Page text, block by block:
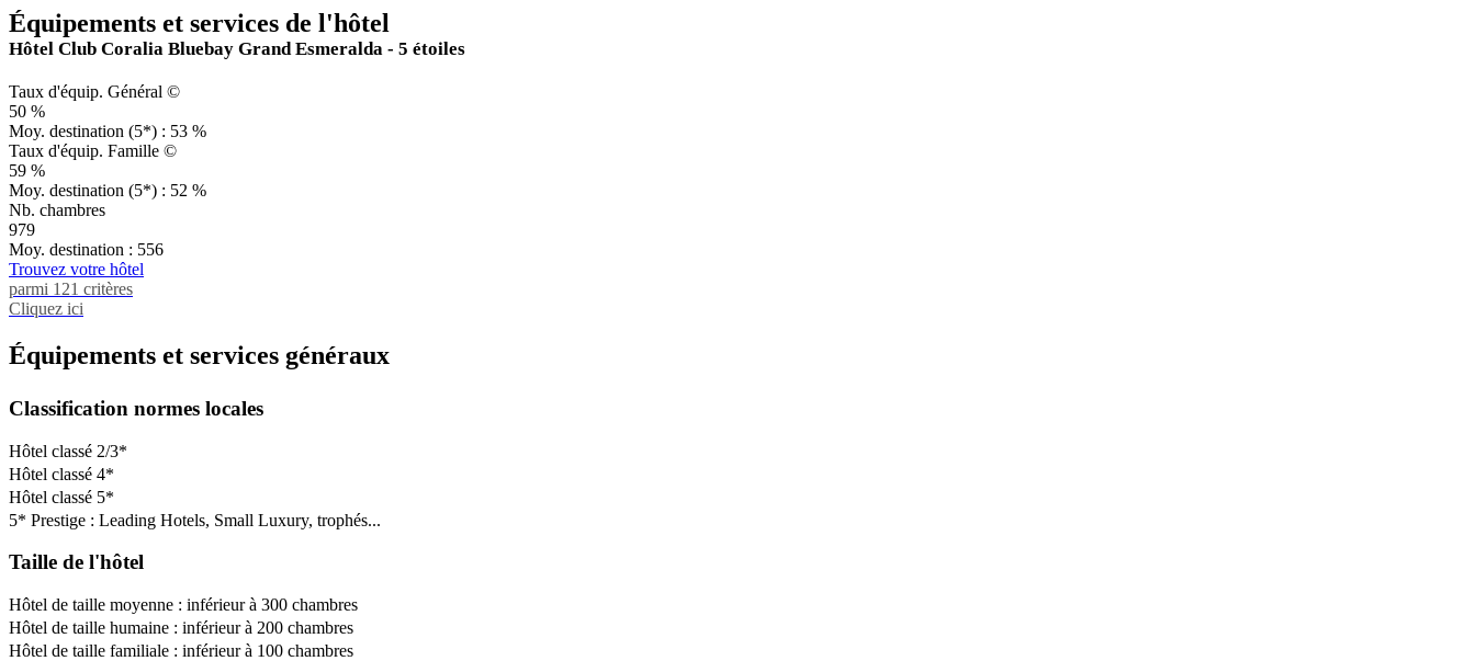
Équipements et services de l'hôtel
Hôtel Club Coralia Bluebay Grand Esmeralda - 5 étoiles
Taux d'équip. Général ©
50 %
Moy. destination (5*) : 53 %
Taux d'équip. Famille ©
59 %
Moy. destination (5*) : 52 %
Nb. chambres
979
Moy. destination : 556
Trouvez votre hôtel
parmi 121 critères
Cliquez ici
Équipements et services généraux
Classification normes locales
Hôtel classé 2/3*
Hôtel classé 4*
Hôtel classé 5*
5* Prestige : Leading Hotels, Small Luxury, trophés...
Taille de l'hôtel
Hôtel de taille moyenne : inférieur à 300 chambres
Hôtel de taille humaine : inférieur à 200 chambres
Hôtel de taille familiale : inférieur à 100 chambres